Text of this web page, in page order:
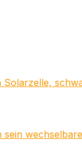
Solarzelle,